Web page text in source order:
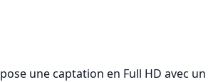
une captation en Full HD avec un